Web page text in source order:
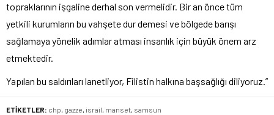
topraklarının işgaline derhal son vermelidir. Bir an önce tüm
yetkili kurumların bu vahşete dur demesi ve bölgede barışı
sağlamaya yönelik adımlar atması insanlık için büyük önem arz
etmektedir.
Yapılan bu saldırıları lanetliyor, Filistin halkına başsağlığı diliyoruz.”
ETİKETLER: chp, gazze, israil, manset, samsun